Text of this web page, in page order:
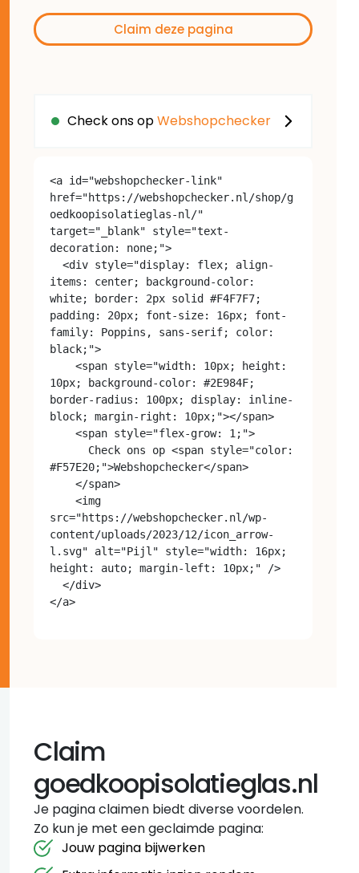
Claim deze pagina
Check ons opWebshopchecker
<a id="webshopchecker-link"
href="https://webshopchecker.nl/shop/g
oedkoopisolatieglas-nl/"
target="_blank" style="text-
decoration: none;">
items: center; background-color:
white; border: 2px solid #F4F7F7;
padding: 20px; font-size: 16px; font-
family: Poppins, sans-serif; color:
black;">
10px; background-color: #2E984F;
border-radius: 100px; display: inline-
block; margin-right: 10px;"></span>
#F57E20;">Webshopchecker</span>
src="https://webshopchecker.nl/wp-
content/uploads/2023/12/icon_arrow-
l.svg" alt="Pijl" style="width: 16px;
height: auto; margin-left: 10px;" />
Claim
goedkoopisolatieglas.nl
Je pagina claimen biedt diverse voordelen.
Zo kun je met een geclaimde pagina:
Jouw pagina bijwerken